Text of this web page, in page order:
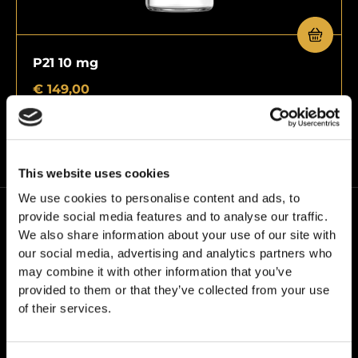
This website uses cookies
We use cookies to personalise content and ads, to
provide social media features and to analyse our traffic.
We also share information about your use of our site with
our social media, advertising and analytics partners who
may combine it with other information that you’ve
provided to them or that they’ve collected from your use
of their services.
P21 10 mg
€ 149,00
W24PEPTIDES działamy pod własną marką – Grail
kompromisów.